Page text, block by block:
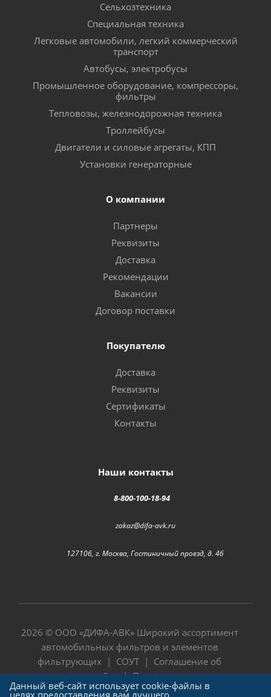
Сельхозтехника
Специальная техника
Легковые автомобили, легкий коммерческий
транспорт
Автобусы, электробусы
Промышленное оборудование, компрессоры,
фильтры
Тепловозы, железнодорожная техника
Троллейбусы
Двигатели и силовые агрегаты, КПП
Установки генераторные
О компании
Партнеры
Реквизиты
Доставка
Рекомендации
Вакансии
Договор поставки
Покупателю
Доставка
Реквизиты
Сертификаты
Контакты
Наши контакты
8-800-100-18-94
zakaz@difa-avk.ru
127106, г. Москва, Гостиничный проезд, д. 4б
2026 © ООО «ДИФА-АВК» Широкий ассортимент
автомобильных фильтров и элементов
фильтрующих | СОУТ | Соглашение об
использовании сайта|Политика в отношении
обработки персональных данных
Данный веб-сайт использует cookie-файлы в
целях предоставления вам лучшего